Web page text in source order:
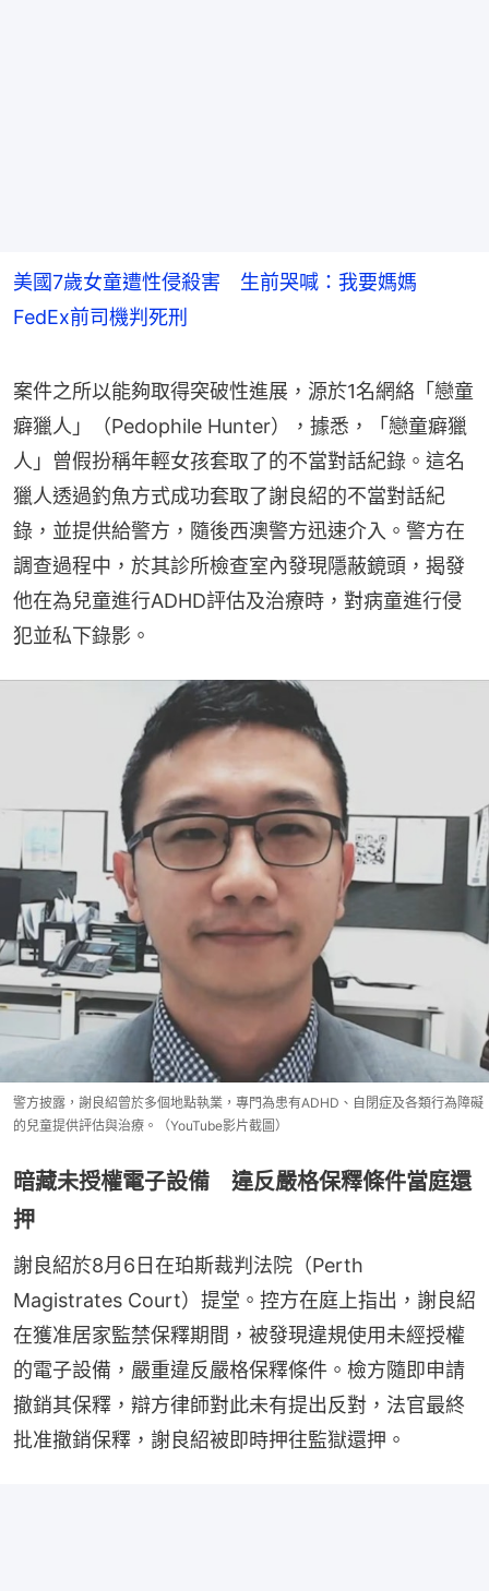
美國7歲女童遭性侵殺害 生前哭喊：我要媽媽
FedEx前司機判死刑
案件之所以能夠取得突破性進展，源於1名網絡「戀童
癖獵人」（Pedophile Hunter），據悉，「戀童癖獵
人」曾假扮稱年輕女孩套取了的不當對話紀錄。這名
獵人透過釣魚方式成功套取了謝良紹的不當對話紀
錄，並提供給警方，隨後西澳警方迅速介入。警方在
調查過程中，於其診所檢查室內發現隱蔽鏡頭，揭發
他在為兒童進行ADHD評估及治療時，對病童進行侵
犯並私下錄影。
警方披露，謝良紹曾於多個地點執業，專門為患有ADHD、自閉症及各類行為障礙
的兒童提供評估與治療。（YouTube影片截圖）
暗藏未授權電子設備 違反嚴格保釋條件當庭還
押
謝良紹於8月6日在珀斯裁判法院（Perth
Magistrates Court）提堂。控方在庭上指出，謝良紹
在獲准居家監禁保釋期間，被發現違規使用未經授權
的電子設備，嚴重違反嚴格保釋條件。檢方隨即申請
撤銷其保釋，辯方律師對此未有提出反對，法官最終
批准撤銷保釋，謝良紹被即時押往監獄還押。